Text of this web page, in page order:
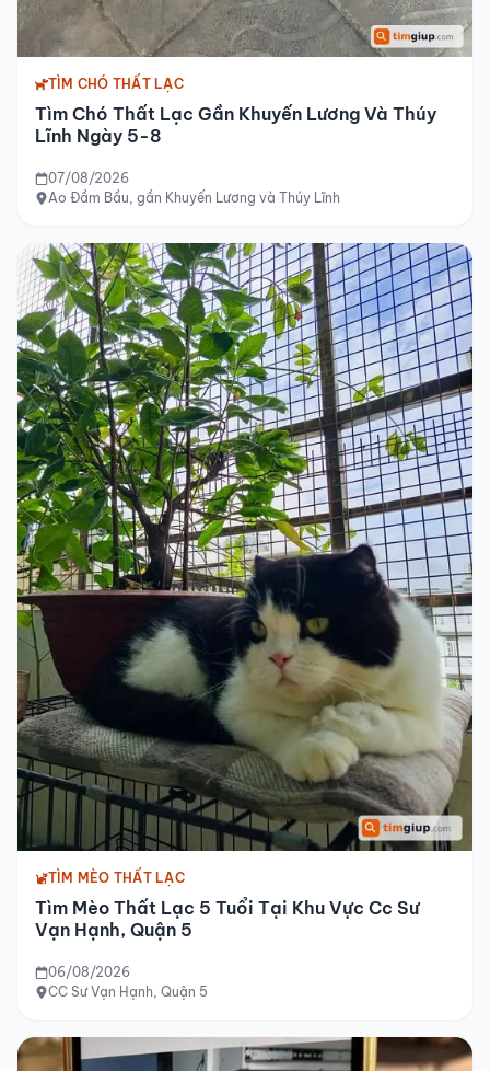
TÌM CHÓ THẤT LẠC
Tìm Chó Thất Lạc Gần Khuyến Lương Và Thúy
Lĩnh Ngày 5-8
07/08/2026
Ao Đầm Bầu, gần Khuyến Lương và Thúy Lĩnh
TÌM MÈO THẤT LẠC
Tìm Mèo Thất Lạc 5 Tuổi Tại Khu Vực Cc Sư
Vạn Hạnh, Quận 5
06/08/2026
CC Sư Vạn Hạnh, Quận 5